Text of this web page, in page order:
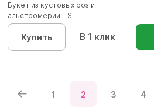
Букет из кустовых роз и
альстромерии - S
Купить В 1 клик
1 2 3 4